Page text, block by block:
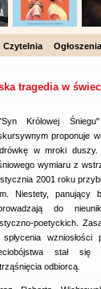
Czytelnia Ogłoszenia
tragedia w
Królowej
proponuje
w mroki duszy.
wymiaru z
2001 roku
Niestety, panujący
do
poetyckich.
wzniosłości
stał się
odbiorcą.